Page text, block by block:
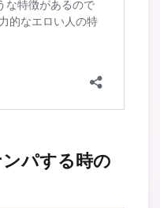
パする時の